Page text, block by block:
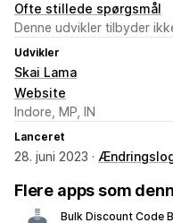
Ofte stillede spørgsmål
Denne udvikler tilbyder
Udvikler
Skai Lama
Website
Indore, MP, IN
Lanceret
28. juni 2023 ·
Flere apps som
Bulk Discount Code